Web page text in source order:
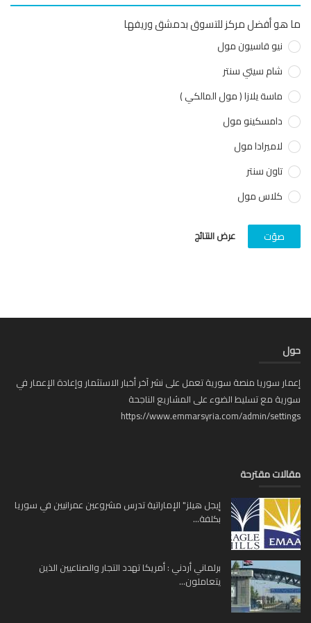
أفضل مركز للتسوق بدمشق وريفها
نيو قاسيون مول
شام سيتي سنتر
ماسة يلازا ( مول المالكي )
دامسكينو مول
لاميرادا مول
تاون سنتر
كلاس مول
عرض النتائج
سوريا منصة سورية تعمل على نشر آخر أخبار الاستثمار وإعادة الإعمار في
مع تسليط الضوء على المشاريع الناجحة
https://www.emmarsyria.com/admin/
مقترحة
إيجل هيلز" الإماراتية تدرس مشروعين عمرانيين في سوريا
بكلفة...
برلماني أردني : أمريكا تهدد التجار والصناعيين الذين
يتعاملون...